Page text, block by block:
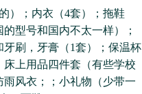
）；内衣（4套）；拖鞋
型号和国内不太一样）；
刷，牙膏（1套）；保温杯
上用品四件套（有些学校
风衣；；小礼物（少带一